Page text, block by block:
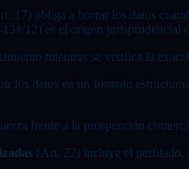
17) obliga a borrar los datos
12) es el origen jurisprudencial
mientras se verifica la
los datos en un formato
frente a la prospección
(Art. 22) incluye el perfilado,